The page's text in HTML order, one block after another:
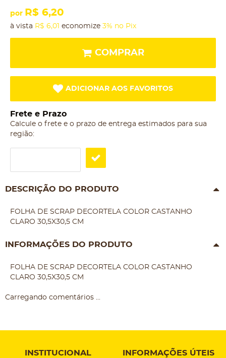
por R$ 6,20
à vista R$ 6,01 economize 3% no Pix
COMPRAR
ADICIONAR AOS FAVORITOS
Frete e Prazo
Calcule o frete e o prazo de entrega estimados para sua
região:
DESCRIÇÃO DO PRODUTO
FOLHA DE SCRAP DECORTELA COLOR CASTANHO
CLARO 30,5X30,5 CM
INFORMAÇÕES DO PRODUTO
FOLHA DE SCRAP DECORTELA COLOR CASTANHO
CLARO 30,5X30,5 CM
Carregando comentários ...
INSTITUCIONAL INFORMAÇÕES ÚTEIS